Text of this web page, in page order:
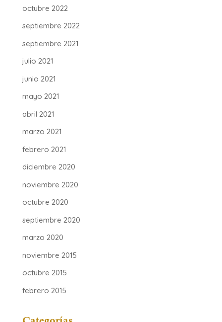
octubre 2022
septiembre 2022
septiembre 2021
julio 2021
junio 2021
mayo 2021
abril 2021
marzo 2021
febrero 2021
diciembre 2020
noviembre 2020
octubre 2020
septiembre 2020
marzo 2020
noviembre 2015
octubre 2015
febrero 2015